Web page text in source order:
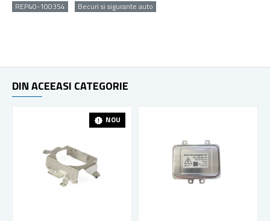
REP40-100354
Becuri si sigurante auto
DIN ACEEASI CATEGORIE
NOU